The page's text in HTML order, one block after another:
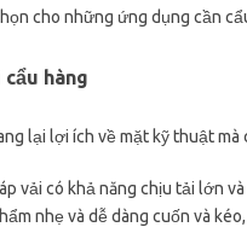
cho những ứng dụng cần
hàng
lại lợi ích về mặt kỹ thuật mà
vải có khả năng chịu tải lớn
nhẹ và dễ dàng cuốn và